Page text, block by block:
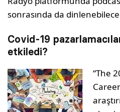
sonrasında da
Covid-19
etkiledi?
“The